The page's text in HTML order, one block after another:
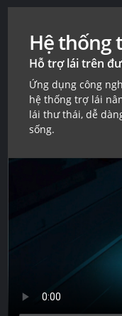
Hệ thống
Hỗ trợ lái trên
Ứng dụng công
hệ thống trợ lái
lái thư thái, dễ
sống.